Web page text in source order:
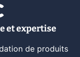
et expertise
de produits